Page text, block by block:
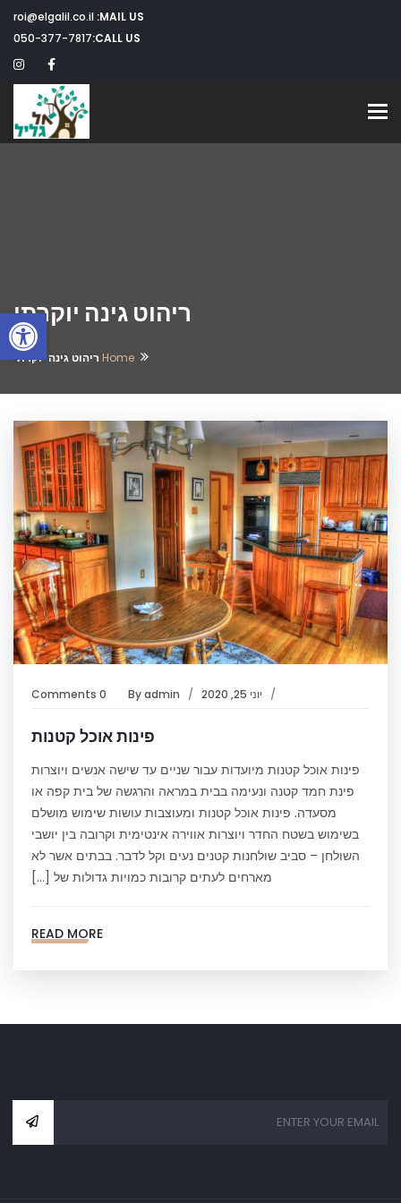
MAIL US:
CALL US:
050-377-7817
Toggle navigation
ריהוט גינה יוקרתי
Home ריהוט גינה יוקרתי
יוני 25, 2020 Byadmin
0 Comments
פינות אוכל קטנות
פינות אוכל קטנות מיועדות עבור שניים עד שישה אנשים ויוצרות
פינת חמד קטנה ונעימה בבית במראה והרגשה של בית קפה או
מסעדה. פינות אוכל קטנות ומעוצבות עושות שימוש מושלם
בשימוש בשטח החדר ויוצרות אווירה אינטימית וקרובה בין יושבי
השולחן – סביב שולחנות קטנים נעים וקל לדבר. בבתים אשר לא
מארחים לעתים קרובות כמויות גדולות של […]
READ MORE